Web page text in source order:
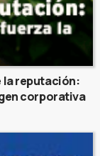
la reputación:
corporativa